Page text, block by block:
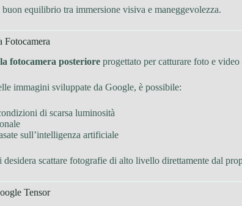
equilibrio tra immersione visiva e maneggevolezza.
Fotocamera
fotocamera posteriore progettato per catturare foto e
immagini sviluppate da Google, è possibile:
di scarsa luminosità
sull’intelligenza artificiale
scattare fotografie di alto livello direttamente dal
Tensor